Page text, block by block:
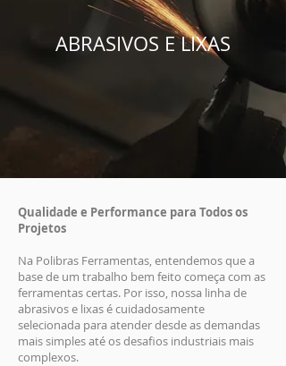
ABRASIVOS E LIXAS
Qualidade e Performance para Todos os
Projetos
Na Polibras Ferramentas, entendemos que a
base de um trabalho bem feito começa com as
ferramentas certas. Por isso, nossa linha de
abrasivos e lixas é cuidadosamente
selecionada para atender desde as demandas
mais simples até os desafios industriais mais
complexos.